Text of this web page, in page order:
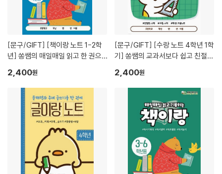
[문구/GIFT]
년] 쏭쌤의 매일매일 읽고 한 권으
연구소
2,400원
[문구/GIFT]
기] 쏭쌤의 교과서보다 쉽고 친절한
육연구소
2,400원